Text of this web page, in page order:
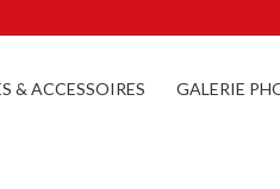
& ACCESSOIRES GALERIE